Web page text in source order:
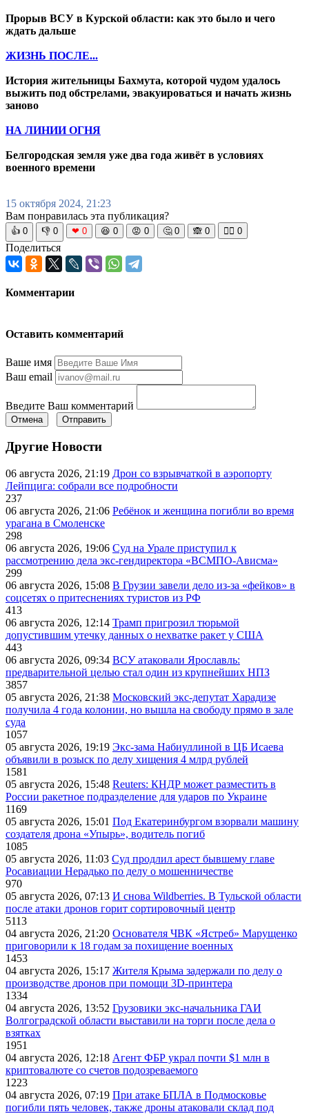
Прорыв ВСУ в Курской области: как это было и чего
ждать дальше
ЖИЗНЬ ПОСЛЕ...
История жительницы Бахмута, которой чудом удалось
выжить под обстрелами, эвакуироваться и начать жизнь
заново
НА ЛИНИИ ОГНЯ
Белгородская земля уже два года живёт в условиях
военного времени
15 октября 2024, 21:23
Вам понравилась эта публикация?
👍 0 👎 0 ❤ 0 😆 0 😡 0 🤔 0 🙈 0 🧘‍♀️ 0
Поделиться
Комментарии
Оставить комментарий
Ваше имя
Ваш email
Введите Ваш комментарий
Отмена Отправить
Другие Новости
06 августа 2026, 21:19 Дрон со взрывчаткой в аэропорту
Лейпцига: собрали все подробности
237
06 августа 2026, 21:06 Ребёнок и женщина погибли во время
урагана в Смоленске
298
06 августа 2026, 19:06 Суд на Урале приступил к
рассмотрению дела экс-гендиректора «ВСМПО-Ависма»
299
06 августа 2026, 15:08 В Грузии завели дело из-за «фейков» в
соцсетях о притеснениях туристов из РФ
413
06 августа 2026, 12:14 Трамп пригрозил тюрьмой
допустившим утечку данных о нехватке ракет у США
443
06 августа 2026, 09:34 ВСУ атаковали Ярославль:
предварительной целью стал один из крупнейших НПЗ
3857
05 августа 2026, 21:38 Московский экс-депутат Харадизе
получила 4 года колонии, но вышла на свободу прямо в зале
суда
1057
05 августа 2026, 19:19 Экс-зама Набиуллиной в ЦБ Исаева
объявили в розыск по делу хищения 4 млрд рублей
1581
05 августа 2026, 15:48 Reuters: КНДР может разместить в
России ракетное подразделение для ударов по Украине
1169
05 августа 2026, 15:01 Под Екатеринбургом взорвали машину
создателя дрона «Упырь», водитель погиб
1085
05 августа 2026, 11:03 Суд продлил арест бывшему главе
Росавиации Нерадько по делу о мошенничестве
970
05 августа 2026, 07:13 И снова Wildberries. В Тульской области
после атаки дронов горит сортировочный центр
5113
04 августа 2026, 21:20 Основателя ЧВК «Ястреб» Марущенко
приговорили к 18 годам за похищение военных
1453
04 августа 2026, 15:17 Жителя Крыма задержали по делу о
производстве дронов при помощи 3D‑принтера
1334
04 августа 2026, 13:52 Грузовики экс-начальника ГАИ
Волгоградской области выставили на торги после дела о
взятках
1951
04 августа 2026, 12:18 Агент ФБР украл почти $1 млн в
криптовалюте со счетов подозреваемого
1223
04 августа 2026, 07:19 При атаке БПЛА в Подмосковье
погибли пять человек, также дроны атаковали склад под